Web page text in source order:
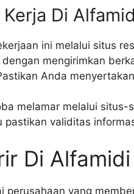
Di
ini melalui situs
mengirimkan
Anda
melamar melalui
pastikan validitas
Di Alfamidi
perusahaan yang